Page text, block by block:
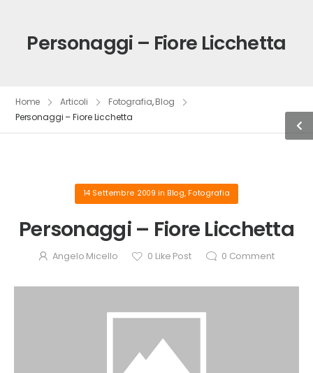
Personaggi – Fiore Licchetta
Home Articoli Fotografia,Blog
Personaggi – Fiore Licchetta
14 Settembre 2009 in Blog, Fotografia
Personaggi – Fiore Licchetta
Angelo Micello 0 Like Post 0 Comment